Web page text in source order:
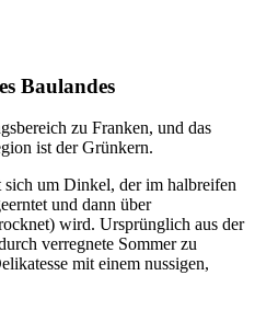
Baulandes
zu Franken, und das
ist der Grünkern.
sich um Dinkel, der im halbreifen
und dann über
wird. Ursprünglich aus der
verregnete Sommer zu
mit einem nussigen,